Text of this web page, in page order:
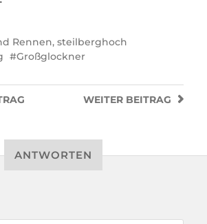
Rennen, steilberghoch
Großglockner
WEITER BEITRAG
ANTWORTEN